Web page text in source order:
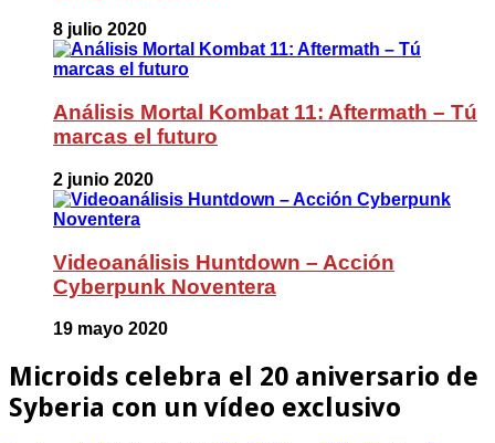
8 julio 2020
Análisis Mortal Kombat 11: Aftermath – Tú
marcas el futuro
2 junio 2020
Videoanálisis Huntdown – Acción
Cyberpunk Noventera
19 mayo 2020
Microids celebra el 20 aniversario de
Syberia con un vídeo exclusivo